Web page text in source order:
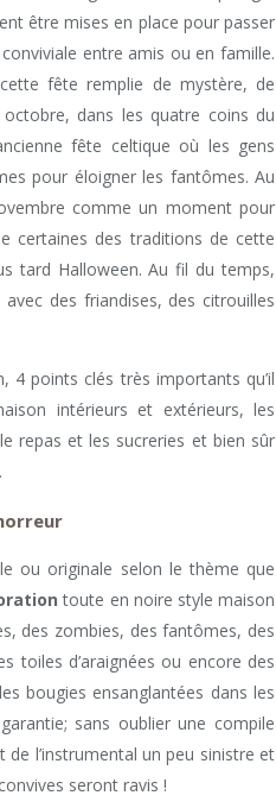
être mises en place pour passer
entre amis ou en famille.
fête remplie de mystère, de
dans les quatre coins du
fête celtique où les gens
pour éloigner les fantômes. Au
comme un moment pour
certaines des traditions de cette
tard Halloween. Au fil du temps,
des friandises, des citrouilles
4 points clés très importants qu’il
intérieurs et extérieurs, les
repas et les sucreries et bien sûr
ou originale selon le thème que
toute en noire style maison
des zombies, des fantômes, des
toiles d’araignées ou encore des
bougies ensanglantées dans les
sans oublier une compile
l’instrumental un peu sinistre et
seront ravis !